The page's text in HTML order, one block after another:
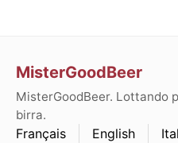
MisterGoodBeer
MisterGoodBeer. Lottando
birra.
Français English